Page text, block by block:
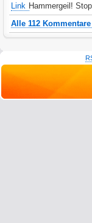
Link Hammergeil!
Alle 112 Kommentare